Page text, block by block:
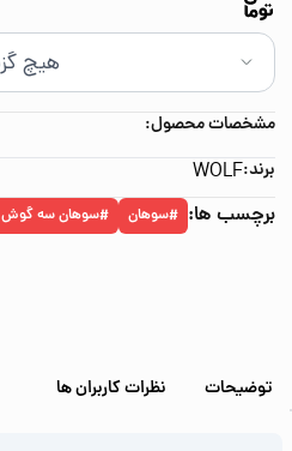
مشخصات محصول:
برند:WOLF
برچسب ها: #سوهان #سوهان سه گوش
توضیحات نظرات کاربران ها